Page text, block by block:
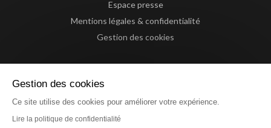
Espace presse
Mentions légales & confidentialité
Gestion des cookies
Gestion des cookies
Ce site utilise des cookies pour améliorer votre expérience.
Lire la politique de confidentialité